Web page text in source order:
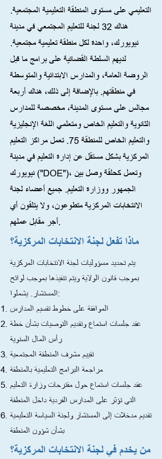
التعليمي على مستوى المنطقة التعليمية المجتمعية.
هناك 32 لجنة للتعليم المجتمعي في مدينة
نيويورك، واحدة لكل منطقة تعليمية مجتمعية.
لديهم السلطة القضائية على برامج ما قبل
الروضة العامة، والمدارس الابتدائية والمتوسطة
في منطقتهم. بالإضافة إلى ذلك، هناك أربعة
مجالس على مستوى المدينة، مخصصة للمدارس
الثانوية والتعليم الخاص ومتعلمي اللغة الإنجليزية
والتعليم الخاص للمنطقة 75. تعمل مراكز التعليم
المركزية بشكل مستقل عن إدارة التعليم في مدينة
نيويورك ("DOE")، وتعمل كحلقة وصل بين
الجمهور ووزارة التعليم. جميع أعضاء لجنة
الانتخابات المركزية متطوعون، ولا يتلقون أي
أجر مقابل عملهم.
ماذا تفعل لجنة الانتخابات المركزية؟
يتم تحديد مسؤوليات لجنة الانتخابات المركزية
بموجب قانون الولاية ويتم تنفيذها بموجب لوائح
المستشار. يشملوا:
الموافقة على خطوط تقسيم المدارس
عقد جلسات استماع وتقديم التوصيات بشأن خطة
رأس المال السنوية
تقييم مشرف المنطقة المجتمعية
مراجعة البرامج التعليمية بالمنطقة
عقد جلسات استماع حول مقترحات وزارة التعليم
التي تؤثر على المدارس الفردية داخل المنطقة
تقديم مدخلات إلى المستشار ولجنة السياسة التعليمية
بشأن شؤون المنطقة
من يخدم في لجنة الانتخابات المركزية؟